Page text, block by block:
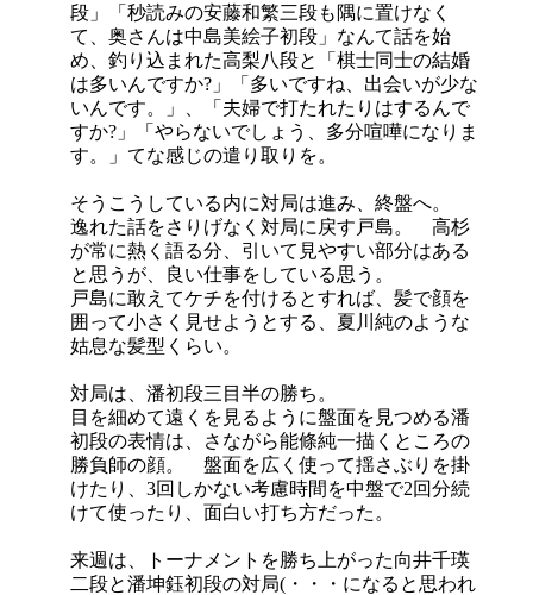
段」「秒読みの安藤和繁三段も隅に置けなく
て、奥さんは中島美絵子初段」なんて話を始
め、釣り込まれた高梨八段と「棋士同士の結婚
は多いんですか?」「多いですね、出会いが少な
いんです。」、「夫婦で打たれたりはするんで
すか?」「やらないでしょう、多分喧嘩になりま
す。」てな感じの遣り取りを。
そうこうしている内に対局は進み、終盤へ。
逸れた話をさりげなく対局に戻す戸島。 高杉
が常に熱く語る分、引いて見やすい部分はある
と思うが、良い仕事をしている思う。
戸島に敢えてケチを付けるとすれば、髪で顔を
囲って小さく見せようとする、夏川純のような
姑息な髪型くらい。
対局は、潘初段三目半の勝ち。
目を細めて遠くを見るように盤面を見つめる潘
初段の表情は、さながら能條純一描くところの
勝負師の顔。 盤面を広く使って揺さぶりを掛
けたり、3回しかない考慮時間を中盤で2回分続
けて使ったり、面白い打ち方だった。
来週は、トーナメントを勝ち上がった向井千瑛
二段と潘坤鈺初段の対局(・・・になると思われ